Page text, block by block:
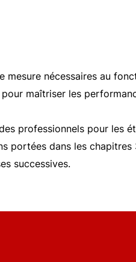
nécessaires au
maîtriser les
professionnels pour les
portées dans les
successives.